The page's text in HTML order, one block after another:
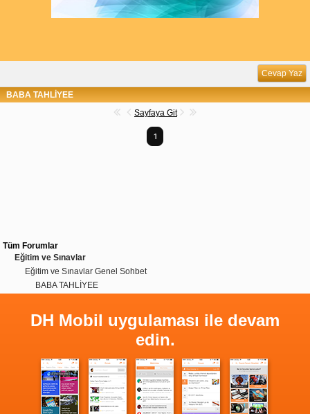
Cevap Yaz
BABA TAHLİYEE
Sayfaya Git
1
Tüm Forumlar
Eğitim ve Sınavlar
Eğitim ve Sınavlar Genel Sohbet
BABA TAHLİYEE
DH Mobil uygulaması ile devam
edin.